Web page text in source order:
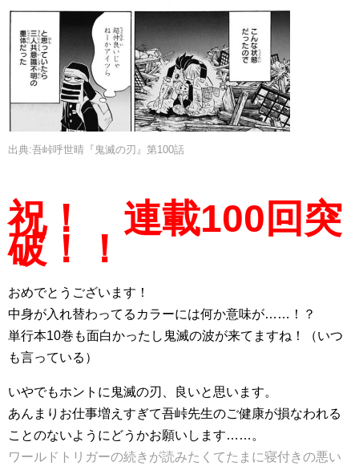
出典:吾峠呼世晴『鬼滅の刃』第100話
祝！ 連載100回突
破！！
おめでとうございます！
中身が入れ替わってるカラーには何か意味が……！？
単行本10巻も面白かったし鬼滅の波が来てますね！（いつ
も言っている）
いやでもホントに鬼滅の刃、良いと思います。
あんまりお仕事増えすぎて吾峠先生のご健康が損なわれる
ことのないようにどうかお願いします……。
ワールドトリガーの続きが読みたくてたまに寝付きの悪い